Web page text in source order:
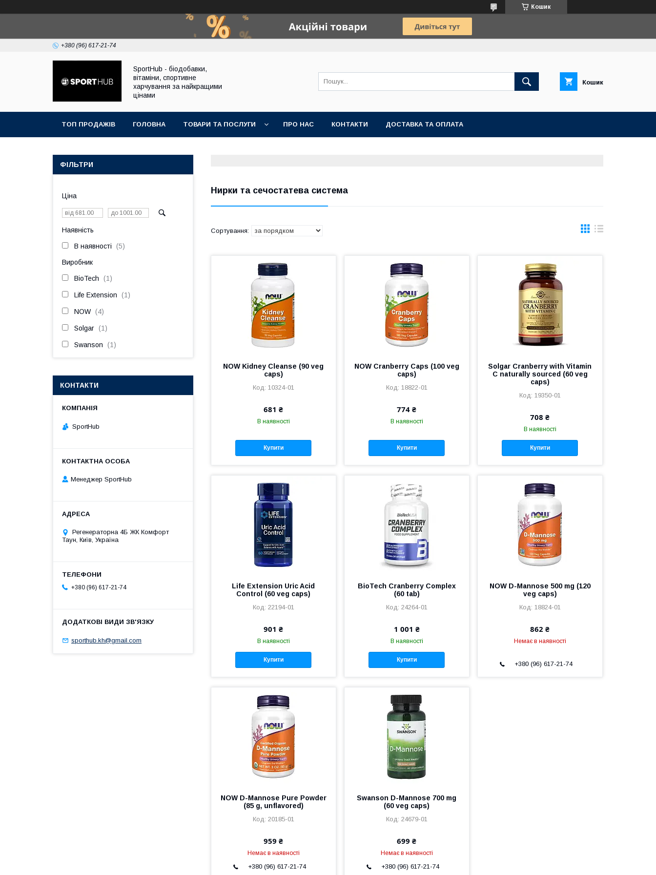
Кошик
+380 (96) 617-21-74
SportHub - біодобавки,
вітаміни, спортивне
харчування за найкращими
цінами
Кошик
ТОП ПРОДАЖІВ ГОЛОВНА ТОВАРИ ТА ПОСЛУГИ ПРО НАС КОНТАКТИ ДОСТАВКА ТА ОПЛАТА
Нирки та сечостатева система
NOW Kidney Cleanse (90 veg
caps)
10324-01
681 ₴
В наявності
Купити
NOW Cranberry Caps (100 veg
caps)
18822-01
774 ₴
В наявності
Купити
Solgar Cranberry with Vitamin
C naturally sourced (60 veg
caps)
19350-01
708 ₴
В наявності
Купити
Life Extension Uric Acid
Control (60 veg caps)
22194-01
901 ₴
В наявності
Купити
BioTech Cranberry Complex
(60 tab)
24264-01
1 001 ₴
В наявності
Купити
NOW D-Mannose 500 mg (120
veg caps)
18824-01
862 ₴
Немає в наявності
+380 (96) 617-21-74
NOW D-Mannose Pure Powder
(85 g, unflavored)
20185-01
959 ₴
Немає в наявності
+380 (96) 617-21-74
Swanson D-Mannose 700 mg
(60 veg caps)
24679-01
699 ₴
Немає в наявності
+380 (96) 617-21-74
ФІЛЬТРИ
Ціна
Наявність
В наявності 5
Виробник
BioTech 1
Life Extension 1
NOW 4
Solgar 1
Swanson 1
КОНТАКТИ
SportHub
Менеджер SportHub
Регенераторна 4Б ЖК Комфорт
Таун, Київ, Україна
+380 (96) 617-21-74
sporthub.kh@gmail.com